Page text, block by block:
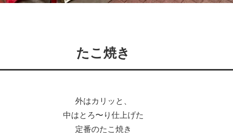
たこ焼き
外はカリッと、
中はとろ〜り仕上げた
定番のたこ焼き